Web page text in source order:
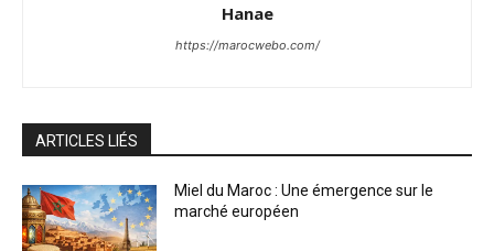
Hanae
https://marocwebo.com/
ARTICLES LIÉS
Miel du Maroc : Une émergence sur le
marché européen